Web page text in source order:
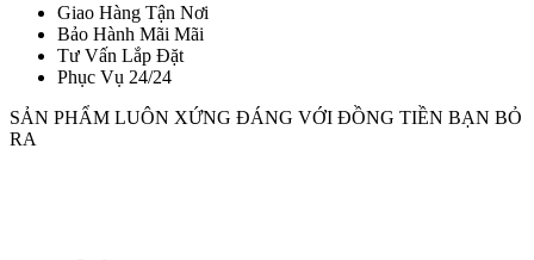
Giao Hàng Tận Nơi
Bảo Hành Mãi Mãi
Tư Vấn Lắp Đặt
Phục Vụ 24/24
SẢN PHẨM LUÔN XỨNG ĐÁNG VỚI ĐỒNG TIỀN BẠN BỎ
RA